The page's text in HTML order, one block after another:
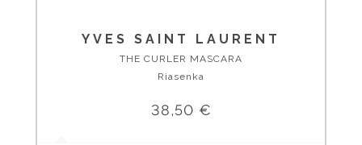
YVES SAINT LAURENT
THE CURLER MASCARA
Riasenka
38,50 €